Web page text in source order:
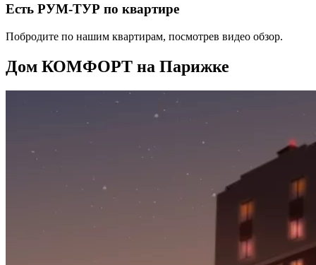
Есть РУМ-ТУР по квартире
Побродите по нашим квартирам, посмотрев видео обзор.
Дом КОМФОРТ на Парижке